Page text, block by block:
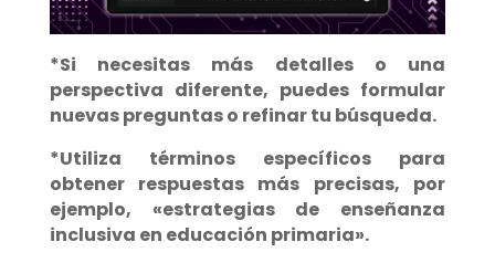
*Si necesitas más detalles o una
perspectiva diferente, puedes formular
nuevas preguntas o refinar tu búsqueda.
*Utiliza términos específicos para
obtener respuestas más precisas, por
ejemplo, «estrategias de enseñanza
inclusiva en educación primaria».